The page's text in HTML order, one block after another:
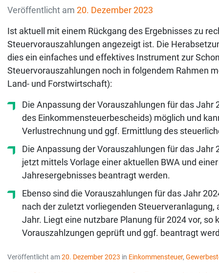
Veröffentlicht am 20. Dezember 2023
Ist aktuell mit einem Rückgang des Ergebnisses zu
Steuervorauszahlungen angezeigt ist. Die
dies ein einfaches und effektives Instrument zur
Steuervorauszahlungen noch in folgendem Rahmen
Land- und Forstwirtschaft):
Die Anpassung der Vorauszahlungen für das
des Einkommensteuerbescheids) möglich und
Verlustrechnung und ggf. Ermittlung des
Die Anpassung der Vorauszahlungen für das
jetzt mittels Vorlage einer aktuellen BWA und
Jahresergebnisses beantragt werden.
Ebenso sind die Vorauszahlungen für das Jahr
nach der zuletzt vorliegenden
Jahr. Liegt eine nutzbare Planung für 2024 vor, so
Vorauszahlzungen geprüft und ggf. beantragt
Veröffentlicht am20. Dezember 2023 in Einkommensteuer,